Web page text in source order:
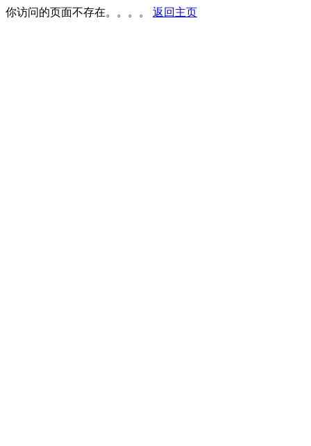
你访问的页面不存在。。。。 返回主页